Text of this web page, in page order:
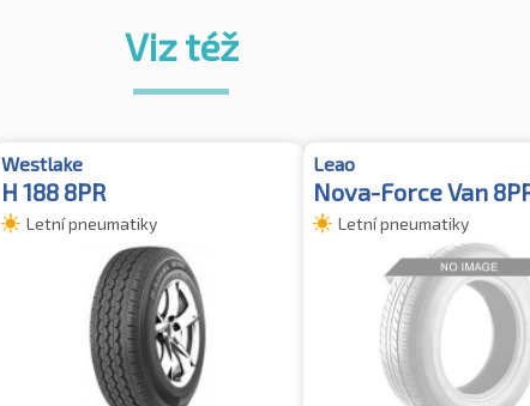
Viz též
Westlake
H 188 8PR
Letní pneumatiky
Leao
Nova-Force Van
Letní pneumatiky